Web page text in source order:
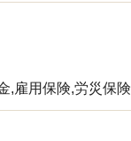
,雇用保険,労災保険